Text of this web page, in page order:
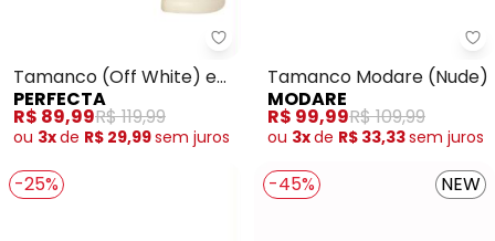
Perfecta - Tamanco (Off
Tamanco (Off White) em
Eva Micro Espandido
PERFECTA
R$ 89,99R$ 119,99
ou 3xde R$ 29,99sem juros
Tamanco Modare (Nude)
MODARE
R$ 99,99R$ 109,99
ou 3xde R$ 33,33sem juros
-25% -45% NEW